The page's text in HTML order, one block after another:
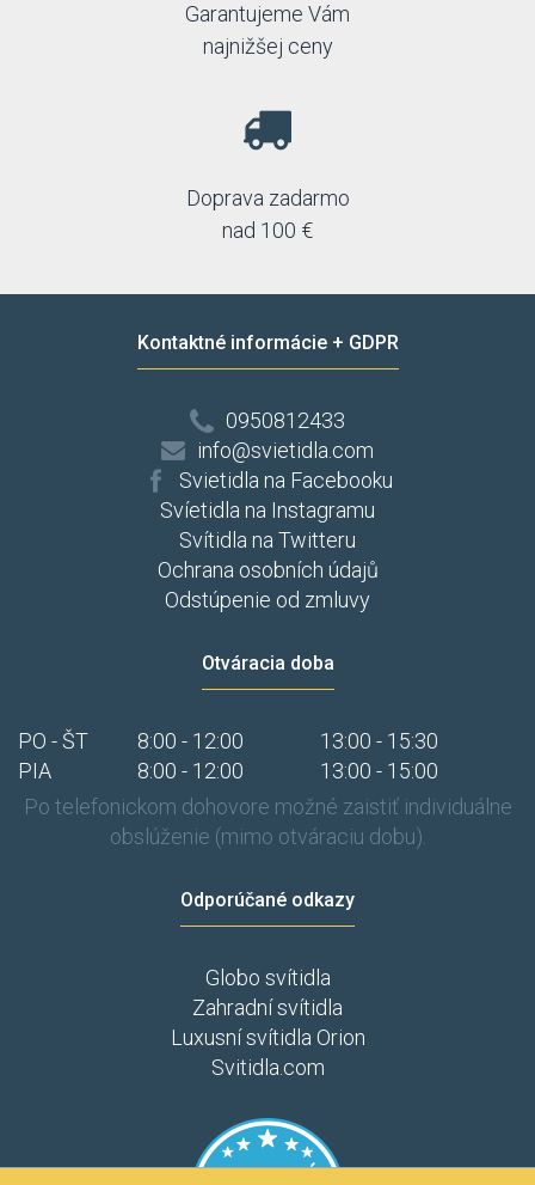
Garantujeme Vám
najnižšej ceny
Doprava zadarmo
nad 100 €
Kontaktné informácie + GDPR
0950812433
info@svietidla.com
Svietidla na Facebooku
Svíetidla na Instagramu
Svítidla na Twitteru
Ochrana osobních údajů
Odstúpenie od zmluvy
Otváracia doba
PO - ŠT 8:00 - 12:00
13:00 - 15:30
PIA
8:00 - 12:00
13:00 - 15:00
Po telefonickom dohovore možné zaistiť individuálne
obslúženie (mimo otváraciu dobu).
Odporúčané odkazy
Globo svítidla
Zahradní svítidla
Luxusní svítidla Orion
Svitidla.com